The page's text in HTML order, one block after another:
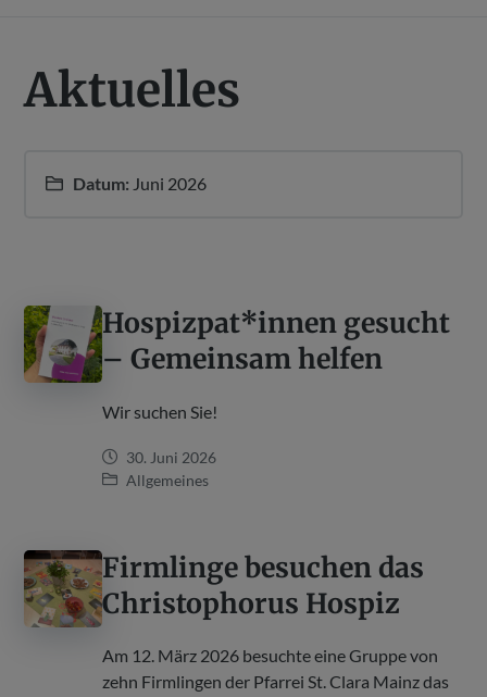
Aktuelles
Datum: Juni 2026
Hospizpat*innen gesucht
– Gemeinsam helfen
Wir suchen Sie!
30. Juni 2026
Allgemeines
Firmlinge besuchen das
Christophorus Hospiz
Am 12. März 2026 besuchte eine Gruppe von
zehn Firmlingen der Pfarrei St. Clara Mainz das